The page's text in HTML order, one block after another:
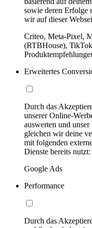
sowie deren Erfolge
wir auf dieser
Criteo, Meta-Pixel,
(RTBHouse),
Erweitertes
Durch das
unserer Online-
auswerten und
gleichen wir deine
mit folgenden
Dienste bereits nutzt:
Google Ads
Performance
Durch das